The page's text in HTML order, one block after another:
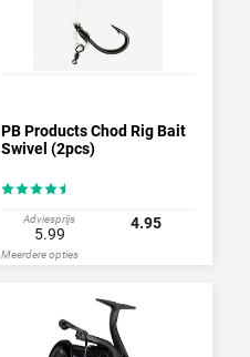
PB Products Chod Rig Bait
Swivel (2pcs)
Adviesprijs
5.99
4.95
Meerdere opties